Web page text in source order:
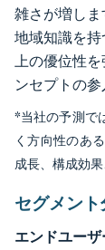
雑さが増し
地域知識を
上の優位性
ンセプトの参
*当社の予測で
く方向性のあ
成長、構成効
セグメン
エンドユー